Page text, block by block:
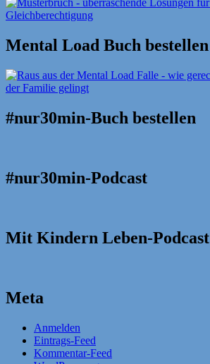
Mental Load Buch bestellen
#nur30min-Buch bestellen
#nur30min-Podcast
Mit Kindern Leben-Podcast
Meta
Anmelden
Eintrags-Feed
Kommentar-Feed